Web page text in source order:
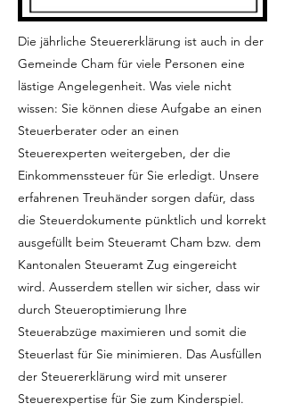
Die jährliche Steuererklärung ist auch in der
Gemeinde Cham für viele Personen eine
lästige Angelegenheit. Was viele nicht
wissen: Sie können diese Aufgabe an einen
Steuerberater oder an einen
Steuerexperten weitergeben, der die
Einkommenssteuer für Sie erledigt. Unsere
erfahrenen Treuhänder sorgen dafür, dass
die Steuerdokumente pünktlich und korrekt
ausgefüllt beim Steueramt Cham bzw. dem
Kantonalen Steueramt Zug eingereicht
wird. Ausserdem stellen wir sicher, dass wir
durch Steueroptimierung Ihre
Steuerabzüge maximieren und somit die
Steuerlast für Sie minimieren. Das Ausfüllen
der Steuererklärung wird mit unserer
Steuerexpertise für Sie zum Kinderspiel.